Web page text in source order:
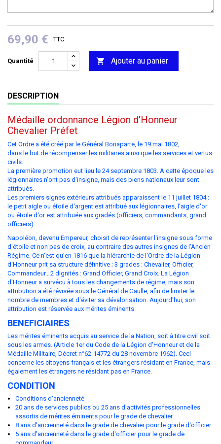
69,90 € TTC
Quantité  Ajouter au panier
DESCRIPTION
Médaille ordonnance Légion d'Honneur
Chevalier Préfet
Cet Ordre a été créé par le Général Bonaparte, le 19 mai 1802,
dans le but de récompenser les militaires ainsi que les services et vertus
civils.
La première promotion eut lieu le 24 septembre 1803. A cette époque les
légionnaires n'ont pas d'insigne, mais des biens nationaux leur sont
attribués.
Les premiers signes extérieurs attribués apparaissent le 11 juillet 1804 :
le petit aigle ou étoile d'argent est attribué aux légionnaires, l'aigle d'or
ou étoile d'or est attribuée aux gradés (officiers, commandants, grand
officiers).
Napoléon, devenu Empereur, choisit de représenter l'insigne sous forme
d'étoile et non pas de croix, au contraire des autres insignes de l'Ancien
Régime. Ce n'est qu'en 1816 que la hiérarchie de l'Ordre de la Légion
d'Honneur prit sa structure définitive ; 3 grades : Chevalier, Officier,
Commandeur ; 2 dignités : Grand Officier, Grand Croix. La Légion
d'Honneur a survécu à tous les changements de régime, mais son
attribution a été révisée sous le Général de Gaulle, afin de limiter le
nombre de membres et d'éviter sa dévalorisation. Aujourd'hui, son
attribution est réservée aux mérites éminents.
BENEFICIAIRES
Les mérites éminents acquis au service de la Nation, soit à titre civil soit
sous les armes. (Article 1er du Code de la Légion d'Honneur et de la
Médaille Militaire, Décret n°62-14772 du 28 novembre 1962). Ceci
concerne les citoyens français et les étrangers résidant en France, mais
également les étrangers ne résidant pas en France.
CONDITION
Conditions d'ancienneté
20 ans de services publics ou 25 ans d'activités professionnelles
assortis de mérites éminents pour le grade de chevalier
8 ans d'ancienneté dans le grade de chevalier pour le grade d'officier
5 ans d'ancienneté dans le grade d'officier pour le grade de